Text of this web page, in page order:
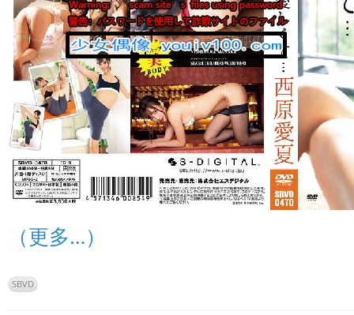
（更多…）
SBVD